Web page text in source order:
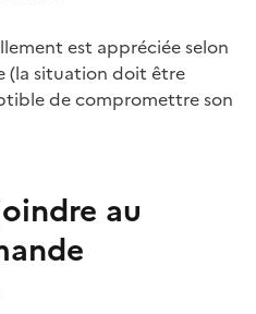
est appréciée selon
(la situation doit être
de compromettre son
au